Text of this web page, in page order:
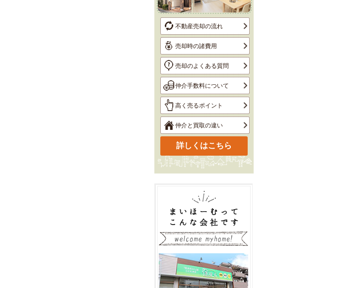
不動産売却の流れ
売却時の諸費用
売却のよくある質問
仲介手数料について
高く売るポイント
仲介と買取の違い
詳しくはこちら